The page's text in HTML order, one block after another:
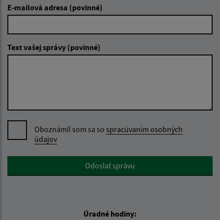
E-mailová adresa (povinné)
Text vašej správy (povinné)
Oboznámil som sa so spracúvaním osobných
údajov
Google reCaptcha ResponseOdoslať správu
Úradné hodiny: